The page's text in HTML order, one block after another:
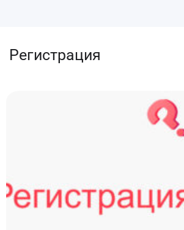
Регистрация